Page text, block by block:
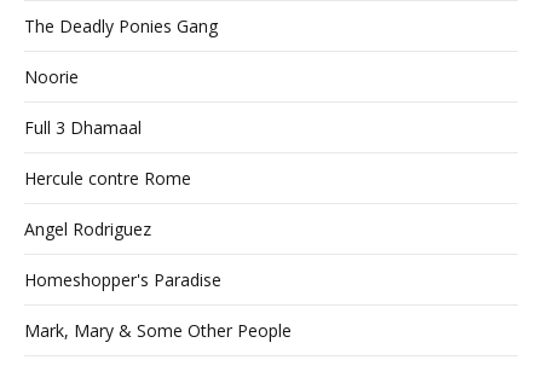
The Deadly Ponies Gang
Noorie
Full 3 Dhamaal
Hercule contre Rome
Angel Rodriguez
Homeshopper's Paradise
Mark, Mary & Some Other People